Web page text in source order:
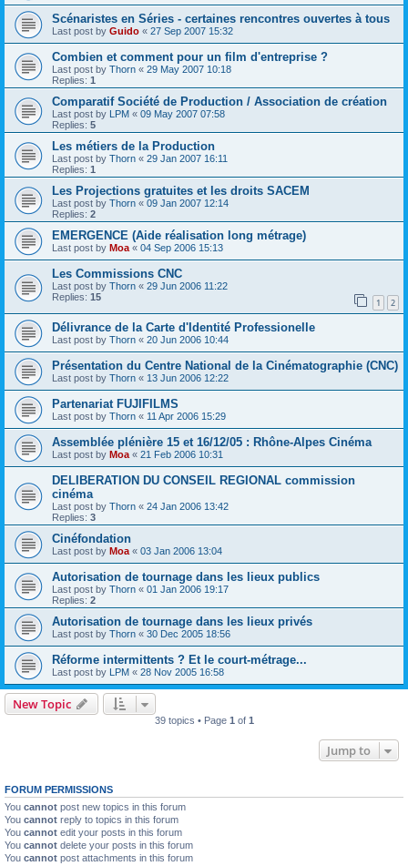
Scénaristes en Séries - certaines rencontres ouvertes à tous
Last post by Guido « 27 Sep 2007 15:32
Combien et comment pour un film d'entreprise ?
Last post by Thorn « 29 May 2007 10:18
Replies: 1
Comparatif Société de Production / Association de création
Last post by LPM « 09 May 2007 07:58
Replies: 5
Les métiers de la Production
Last post by Thorn « 29 Jan 2007 16:11
Replies: 1
Les Projections gratuites et les droits SACEM
Last post by Thorn « 09 Jan 2007 12:14
Replies: 2
EMERGENCE (Aide réalisation long métrage)
Last post by Moa « 04 Sep 2006 15:13
Les Commissions CNC
Last post by Thorn « 29 Jun 2006 11:22
Replies: 15 1 2
Délivrance de la Carte d'Identité Professionelle
Last post by Thorn « 20 Jun 2006 10:44
Présentation du Centre National de la Cinématographie (CNC)
Last post by Thorn « 13 Jun 2006 12:22
Partenariat FUJIFILMS
Last post by Thorn « 11 Apr 2006 15:29
Assemblée plénière 15 et 16/12/05 : Rhône-Alpes Cinéma
Last post by Moa « 21 Feb 2006 10:31
DELIBERATION DU CONSEIL REGIONAL commission
cinéma
Last post by Thorn « 24 Jan 2006 13:42
Replies: 3
Cinéfondation
Last post by Moa « 03 Jan 2006 13:04
Autorisation de tournage dans les lieux publics
Last post by Thorn « 01 Jan 2006 19:17
Replies: 2
Autorisation de tournage dans les lieux privés
Last post by Thorn « 30 Dec 2005 18:56
Réforme intermittents ? Et le court-métrage...
Last post by LPM « 28 Nov 2005 16:58
New Topic
39 topics • Page 1 of 1
Jump to
FORUM PERMISSIONS
You cannot post new topics in this forum
You cannot reply to topics in this forum
You cannot edit your posts in this forum
You cannot delete your posts in this forum
You cannot post attachments in this forum